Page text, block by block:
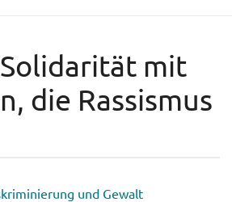
mit
die Rassismus
und Gewalt